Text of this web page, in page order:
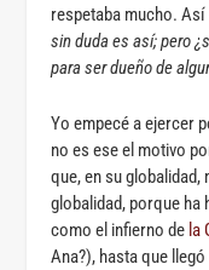
respetaba mucho.
sin duda es así; pero
para ser dueño de
Yo empecé a ejercer
no es ese el motivo
que, en su globalidad,
globalidad, porque ha
como el infierno de la
Ana?), hasta que